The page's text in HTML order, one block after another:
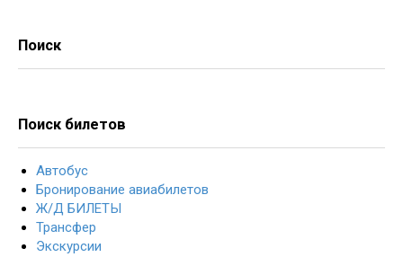
Поиск
Поиск билетов
Автобус
Бронирование авиабилетов
Ж/Д БИЛЕТЫ
Трансфер
Экскурсии